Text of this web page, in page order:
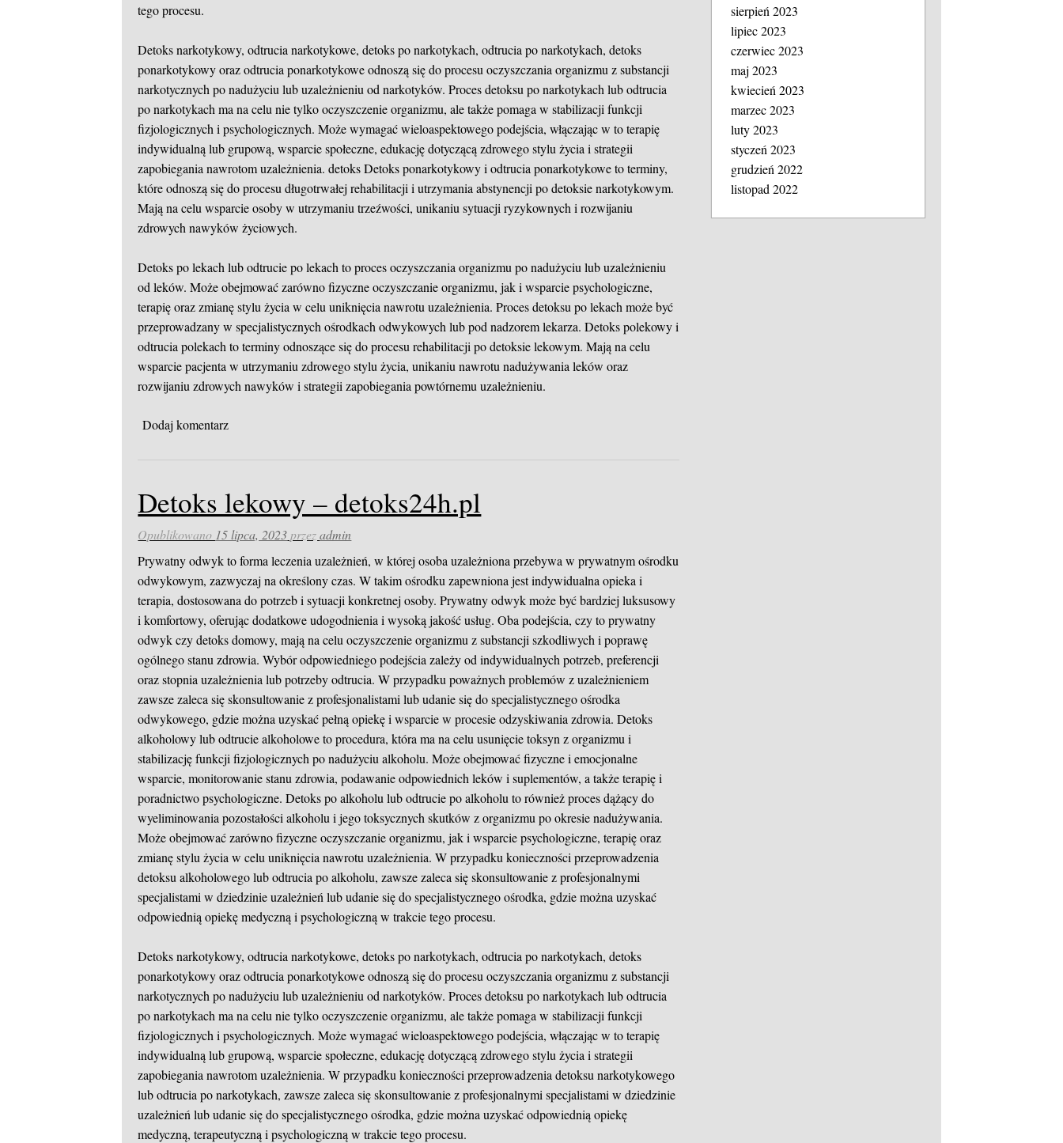
tego procesu.
Detoks narkotykowy, odtrucia narkotykowe, detoks po narkotykach, odtrucia po narkotykach, detoks
ponarkotykowy oraz odtrucia ponarkotykowe odnoszą się do procesu oczyszczania organizmu z substancji
narkotycznych po nadużyciu lub uzależnieniu od narkotyków. Proces detoksu po narkotykach lub odtrucia
po narkotykach ma na celu nie tylko oczyszczenie organizmu, ale także pomaga w stabilizacji funkcji
fizjologicznych i psychologicznych. Może wymagać wieloaspektowego podejścia, włączając w to terapię
indywidualną lub grupową, wsparcie społeczne, edukację dotyczącą zdrowego stylu życia i strategii
zapobiegania nawrotom uzależnienia.detoksDetoks ponarkotykowy i odtrucia ponarkotykowe to terminy,
które odnoszą się do procesu długotrwałej rehabilitacji i utrzymania abstynencji po detoksie narkotykowym.
Mają na celu wsparcie osoby w utrzymaniu trzeźwości, unikaniu sytuacji ryzykownych i rozwijaniu
zdrowych nawyków życiowych.
Detoks po lekach lub odtrucie po lekach to proces oczyszczania organizmu po nadużyciu lub uzależnieniu
od leków. Może obejmować zarówno fizyczne oczyszczanie organizmu, jak i wsparcie psychologiczne,
terapię oraz zmianę stylu życia w celu uniknięcia nawrotu uzależnienia. Proces detoksu po lekach może być
przeprowadzany w specjalistycznych ośrodkach odwykowych lub pod nadzorem lekarza. Detoks polekowy i
odtrucia polekach to terminy odnoszące się do procesu rehabilitacji po detoksie lekowym. Mają na celu
wsparcie pacjenta w utrzymaniu zdrowego stylu życia, unikaniu nawrotu nadużywania leków oraz
rozwijaniu zdrowych nawyków i strategii zapobiegania powtórnemu uzależnieniu.
Dodaj komentarz
Detoks lekowy – detoks24h.pl
Opublikowano 15 lipca, 2023 przezadmin
Prywatny odwyk to forma leczenia uzależnień, w której osoba uzależniona przebywa w prywatnym ośrodku
odwykowym, zazwyczaj na określony czas. W takim ośrodku zapewniona jest indywidualna opieka i
terapia, dostosowana do potrzeb i sytuacji konkretnej osoby. Prywatny odwyk może być bardziej luksusowy
i komfortowy, oferując dodatkowe udogodnienia i wysoką jakość usług. Oba podejścia, czy to prywatny
odwyk czy detoks domowy, mają na celu oczyszczenie organizmu z substancji szkodliwych i poprawę
ogólnego stanu zdrowia. Wybór odpowiedniego podejścia zależy od indywidualnych potrzeb, preferencji
oraz stopnia uzależnienia lub potrzeby odtrucia. W przypadku poważnych problemów z uzależnieniem
zawsze zaleca się skonsultowanie z profesjonalistami lub udanie się do specjalistycznego ośrodka
odwykowego, gdzie można uzyskać pełną opiekę i wsparcie w procesie odzyskiwania zdrowia. Detoks
alkoholowy lub odtrucie alkoholowe to procedura, która ma na celu usunięcie toksyn z organizmu i
stabilizację funkcji fizjologicznych po nadużyciu alkoholu. Może obejmować fizyczne i emocjonalne
wsparcie, monitorowanie stanu zdrowia, podawanie odpowiednich leków i suplementów, a także terapię i
poradnictwo psychologiczne. Detoks po alkoholu lub odtrucie po alkoholu to również proces dążący do
wyeliminowania pozostałości alkoholu i jego toksycznych skutków z organizmu po okresie nadużywania.
Może obejmować zarówno fizyczne oczyszczanie organizmu, jak i wsparcie psychologiczne, terapię oraz
zmianę stylu życia w celu uniknięcia nawrotu uzależnienia. W przypadku konieczności przeprowadzenia
detoksu alkoholowego lub odtrucia po alkoholu, zawsze zaleca się skonsultowanie z profesjonalnymi
specjalistami w dziedzinie uzależnień lub udanie się do specjalistycznego ośrodka, gdzie można uzyskać
odpowiednią opiekę medyczną i psychologiczną w trakcie tego procesu.
Detoks narkotykowy, odtrucia narkotykowe, detoks po narkotykach, odtrucia po narkotykach, detoks
ponarkotykowy oraz odtrucia ponarkotykowe odnoszą się do procesu oczyszczania organizmu z substancji
narkotycznych po nadużyciu lub uzależnieniu od narkotyków. Proces detoksu po narkotykach lub odtrucia
po narkotykach ma na celu nie tylko oczyszczenie organizmu, ale także pomaga w stabilizacji funkcji
fizjologicznych i psychologicznych. Może wymagać wieloaspektowego podejścia, włączając w to terapię
indywidualną lub grupową, wsparcie społeczne, edukację dotyczącą zdrowego stylu życia i strategii
zapobiegania nawrotom uzależnienia. W przypadku konieczności przeprowadzenia detoksu narkotykowego
lub odtrucia po narkotykach, zawsze zaleca się skonsultowanie z profesjonalnymi specjalistami w dziedzinie
uzależnień lub udanie się do specjalistycznego ośrodka, gdzie można uzyskać odpowiednią opiekę
medyczną, terapeutyczną i psychologiczną w trakcie tego procesu.
sierpień 2023
lipiec 2023
czerwiec 2023
maj 2023
kwiecień 2023
marzec 2023
luty 2023
styczeń 2023
grudzień 2022
listopad 2022